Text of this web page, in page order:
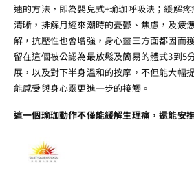
速的方法，即為嬰兒式+瑜珈呼吸法；緩解
清晰，排解月經來潮時的憂鬱、焦慮，及疲
解，抗壓性也會增強，身心靈三方面都因而
留在這個被公認為最放鬆及簡易的體式3到5
展，以及對下半身溫和的按摩，不但能大幅
能感受與身心靈更進一步的接觸。
這一個瑜珈動作不僅能緩解生理痛，還能安